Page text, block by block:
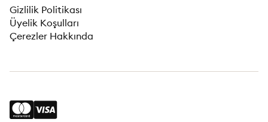
Gizlilik Politikası
Üyelik Koşulları
Çerezler Hakkında